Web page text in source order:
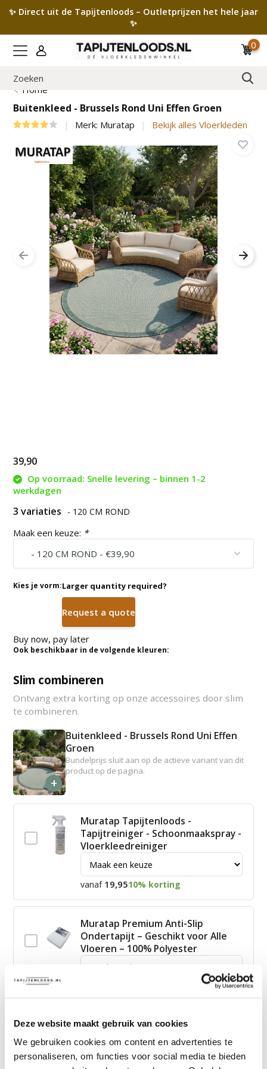
Deze website maakt gebruik van cookies
We gebruiken cookies om content en advertenties te
personaliseren, om functies voor social media te bieden
✨ Direct uit de Tapijtenloods – Outletprijzen het hele jaar
✨
0
Home
Buitenkleed - Brussels Rond Uni Effen Groen
Merk: Muratap Bekijk alles Vloerkleden
39,90
Op voorraad: Snelle levering – binnen 1-2
werkdagen
3 variaties - 120 CM ROND
Maak een keuze: *
Kies je vorm:Larger quantity required?
Request a quote
Buy now, pay later
Ook beschikbaar in de volgende kleuren:
Slim combineren
Ontvang extra korting op onze accessoires door slim
te combineren.
+
Buitenkleed - Brussels Rond Uni Effen
Groen
Bundelprijs sluit aan op de actieve variant van dit
product op de pagina.
Muratap Tapijtenloods -
Tapijtreiniger - Schoonmaakspray -
Vloerkleedreiniger
vanaf 19,9510% korting
Muratap Premium Anti-Slip
Ondertapijt – Geschikt voor Alle
Vloeren – 100% Polyester
James Vloerkleed Schoonmaakset
| Complete Reinigingsset voor
Tapijt